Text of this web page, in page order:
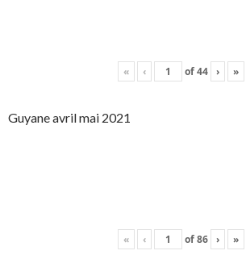
« ‹ of44 › »
Guyane avril mai 2021
« ‹ of86 › »